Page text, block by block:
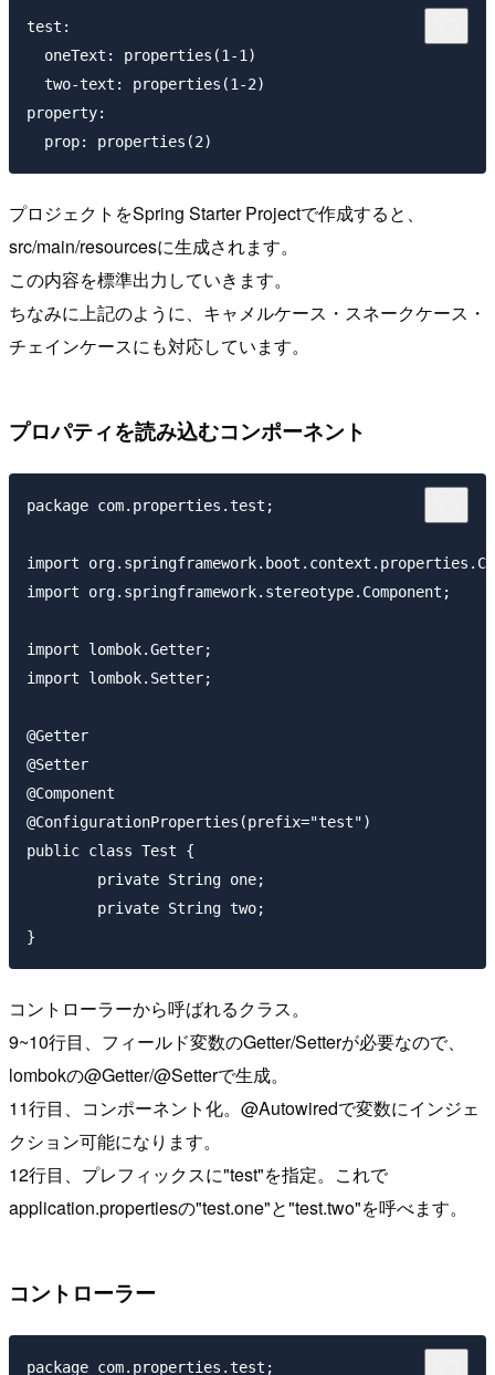
test:
  oneText: properties(1-1)
  two-text: properties(1-2)
property:
プロジェクトをSpring Starter Projectで作成すると、
src/main/resourcesに生成されます。
この内容を標準出力していきます。
ちなみに上記のように、キャメルケース・スネークケース・
チェインケースにも対応しています。
プロパティを読み込むコンポーネント
package com.properties.test;
import
import org.springframework.stereotype.Component;
import lombok.Getter;
import lombok.Setter;
@Getter
@Setter
@Component
@ConfigurationProperties(prefix="test")
public class Test {
コントローラーから呼ばれるクラス。
9~10行目、フィールド変数のGetter/Setterが必要なので、
lombokの@Getter/@Setterで生成。
11行目、コンポーネント化。@Autowiredで変数にインジェ
クション可能になります。
12行目、プレフィックスに"test"を指定。これで
application.propertiesの"test.one"と"test.two"を呼べます。
コントローラー
package com.properties.test;